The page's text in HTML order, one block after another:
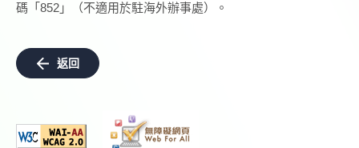
碼「852」（不適用於駐海外辦事處）。
返回